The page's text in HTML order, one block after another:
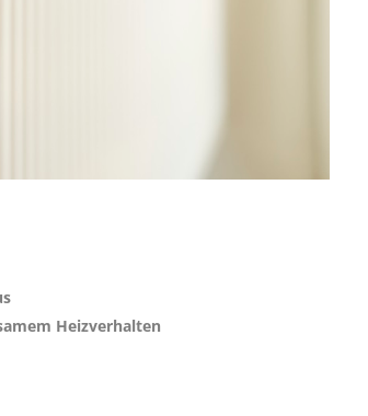
Heizverhalten